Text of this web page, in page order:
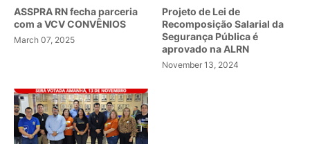
ASSPRA RN fecha parceria
com a VCV CONVÊNIOS
March 07, 2025
Projeto de Lei de
Recomposição Salarial da
Segurança Pública é
aprovado na ALRN
November 13, 2024